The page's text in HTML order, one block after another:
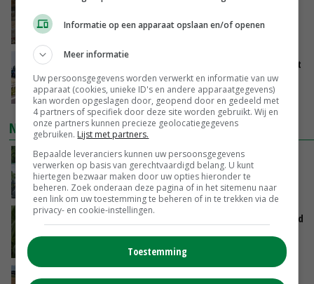
Eierprijzen lijken dieptepunt achter zich te
laten
VANDAAG, 13:27
LTO en NAJK roepen leden op Brabants protest
te steunen
VANDAAG, 12:29
NIEUWSTE VIDEO'S
Oekraïne-vlogger Kees Huizinga: ‘Bezoek van
de ambassade mag zelf groente plukken’
VANDAAG, 12:00
Limburgse mais van Frijns doet het verrassend
VANDAAG, 10:00
Droogte veroorzaakt steeds meer problemen:
Informatie op een apparaat opslaan en/of openen
Meer informatie
Uw persoonsgegevens worden verwerkt en informatie van uw
apparaat (cookies, unieke ID's en andere apparaatgegevens)
kan worden opgeslagen door, geopend door en gedeeld met
4 partners of specifiek door deze site worden gebruikt. Wij en
onze partners kunnen precieze geolocatiegegevens
gebruiken. Lijst met partners.
Bepaalde leveranciers kunnen uw persoonsgegevens
verwerken op basis van gerechtvaardigd belang. U kunt
hiertegen bezwaar maken door uw opties hieronder te
beheren. Zoek onderaan deze pagina of in het sitemenu naar
een link om uw toestemming te beheren of in te trekken via de
privacy- en cookie-instellingen.
Toestemming